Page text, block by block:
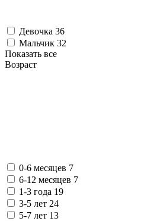
Девочка 36
Мальчик 32
Показать все
Возраст
0-6 месяцев 7
6-12 месяцев 7
1-3 года 19
3-5 лет 24
5-7 лет 13